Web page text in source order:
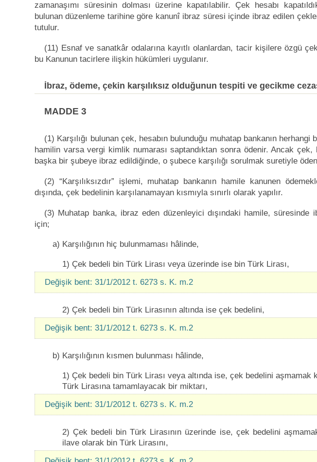
zamanaşımı süresinin dolması üzerine kapatılabilir. Çek hesabı
bulunan düzenleme tarihine göre kanunî ibraz süresi içinde ibraz edilen
tutulur.
(11) Esnaf ve sanatkâr odalarına kayıtlı olanlardan, tacir kişilere özgü
bu Kanunun tacirlere ilişkin hükümleri uygulanır.
İbraz, ödeme, çekin karşılıksız olduğunun tespiti ve gecikme
MADDE 3
(1) Karşılığı bulunan çek, hesabın bulunduğu muhatap bankanın
hamilin varsa vergi kimlik numarası saptandıktan sonra ödenir. Ancak çek,
başka bir şubeye ibraz edildiğinde, o şubece karşılığı sorulmak suretiyle
(2) “Karşılıksızdır” işlemi, muhatap bankanın hamile kanunen
dışında, çek bedelinin karşılanamayan kısmıyla sınırlı olarak yapılır.
(3) Muhatap banka, ibraz eden düzenleyici dışındaki hamile, süresinde
için;
a) Karşılığının hiç bulunmaması hâlinde,
1) Çek bedeli bin Türk Lirası veya üzerinde ise bin Türk Lirası,
Değişik bent: 31/1/2012 t. 6273 s. K. m.2
2) Çek bedeli bin Türk Lirasının altında ise çek bedelini,
Değişik bent: 31/1/2012 t. 6273 s. K. m.2
b) Karşılığının kısmen bulunması hâlinde,
1) Çek bedeli bin Türk Lirası veya altında ise, çek bedelini aşmamak
Türk Lirasına tamamlayacak bir miktarı,
Değişik bent: 31/1/2012 t. 6273 s. K. m.2
2) Çek bedeli bin Türk Lirasının üzerinde ise, çek bedelini
ilave olarak bin Türk Lirasını,